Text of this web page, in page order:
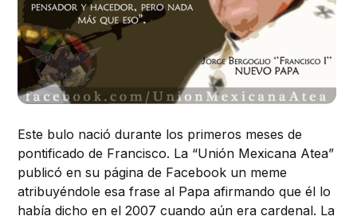
Este bulo nació durante los primeros meses de
pontificado de Francisco. La “Unión Mexicana Atea”
publicó en su página de Facebook un meme
atribuyéndole esa frase al Papa afirmando que él lo
había dicho en el 2007 cuando aún era cardenal. La